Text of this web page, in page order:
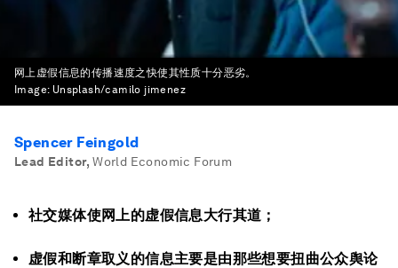
网上虚假信息的传播速度之快使其性质十分恶劣。
Image: Unsplash/camilo jimenez
Spencer Feingold
Lead Editor, World Economic Forum
社交媒体使网上的虚假信息大行其道；
虚假和断章取义的信息主要是由那些想要扭曲公众舆论